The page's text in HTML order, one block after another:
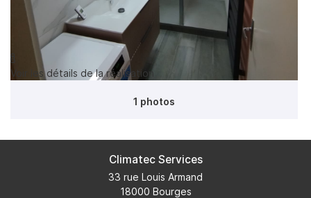
AVIS
Restez
INSCRIPTION

Voir les détails de la réalisation
1 photos
Climatec Services
33 rue Louis Armand
18000 Bourges